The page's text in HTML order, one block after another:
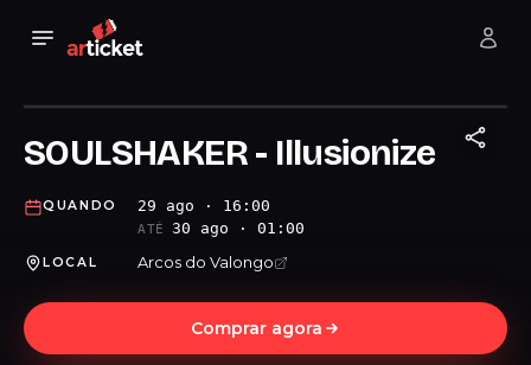
SOULSHAKER - Illusionize
QUANDO 29 ago · 16:00
ATÉ 30 ago · 01:00
LOCAL Arcos do Valongo
Comprar agora